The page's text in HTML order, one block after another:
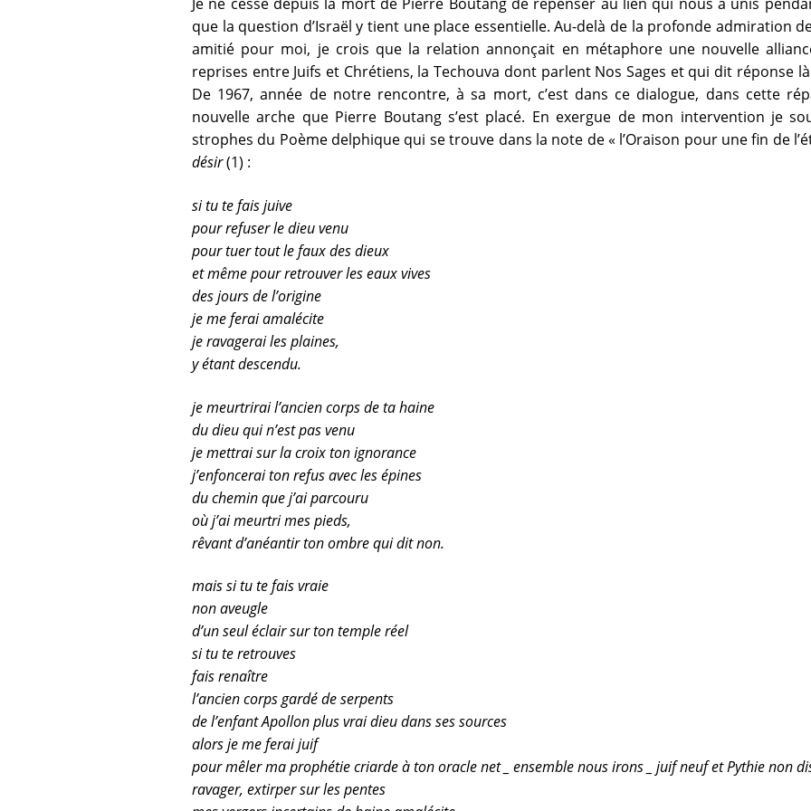
que la question d’Israël y tient une place essentielle. Au-delà de la profonde admiration
amitié pour moi, je crois que la relation annonçait en métaphore une nouvelle
reprises entre Juifs et Chrétiens, la Techouva dont parlent Nos Sages et qui dit réponse
De 1967, année de notre rencontre, à sa mort, c’est dans ce dialogue, dans cette
nouvelle arche que Pierre Boutang s’est placé. En exergue de mon intervention je
strophes du Poème delphique qui se trouve dans la note de « l’Oraison pour une fin de
désir(1) :
si tu te fais juive
pour refuser le dieu venu
pour tuer tout le faux des dieux
et même pour retrouver les eaux vives
des jours de l’origine
je me ferai amalécite
je ravagerai les plaines,
y étant descendu.
je meurtrirai l’ancien corps de ta haine
du dieu qui n’est pas venu
je mettrai sur la croix ton ignorance
j’enfoncerai ton refus avec les épines
du chemin que j’ai parcouru
où j’ai meurtri mes pieds,
rêvant d’anéantir ton ombre qui dit non.
mais si tu te fais vraie
non aveugle
d’un seul éclair sur ton temple réel
si tu te retrouves
fais renaître
l’ancien corps gardé de serpents
de l’enfant Apollon plus vrai dieu dans ses sources
alors je me ferai juif
pour mêler ma prophétie criarde à ton oracle net _ ensemble nous irons _ juif neuf et Pythie non
ravager, extirper sur les pentes